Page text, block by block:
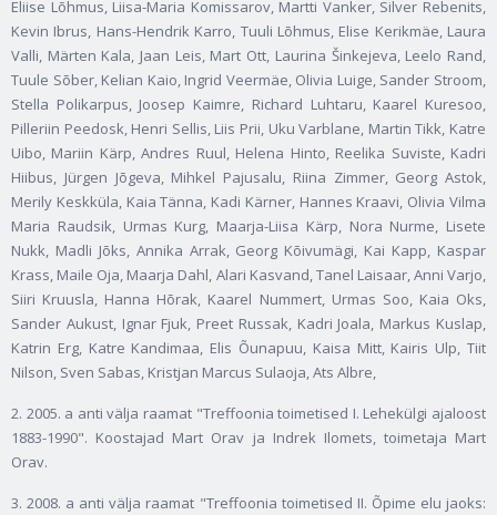
Eliise Lõhmus, Liisa-Maria Komissarov, Martti Vanker, Silver Rebenits,
Kevin Ibrus, Hans-Hendrik Karro, Tuuli Lõhmus, Elise Kerikmäe, Laura
Valli, Märten Kala, Jaan Leis, Mart Ott, Laurina Šinkejeva, Leelo Rand,
Tuule Sõber, Kelian Kaio, Ingrid Veermäe, Olivia Luige, Sander Stroom,
Stella Polikarpus, Joosep Kaimre, Richard Luhtaru, Kaarel Kuresoo,
Pilleriin Peedosk, Henri Sellis, Liis Prii, Uku Varblane, Martin Tikk, Katre
Uibo, Mariin Kärp, Andres Ruul, Helena Hinto, Reelika Suviste, Kadri
Hiibus, Jürgen Jõgeva, Mihkel Pajusalu, Riina Zimmer, Georg Astok,
Merily Keskküla, Kaia Tänna, Kadi Kärner, Hannes Kraavi, Olivia Vilma
Maria Raudsik, Urmas Kurg, Maarja-Liisa Kärp, Nora Nurme, Lisete
Nukk, Madli Jõks, Annika Arrak, Georg Kõivumägi, Kai Kapp, Kaspar
Krass, Maile Oja, Maarja Dahl, Alari Kasvand, Tanel Laisaar, Anni Varjo,
Siiri Kruusla, Hanna Hõrak, Kaarel Nummert, Urmas Soo, Kaia Oks,
Sander Aukust, Ignar Fjuk, Preet Russak, Kadri Joala, Markus Kuslap,
Katrin Erg, Katre Kandimaa, Elis Õunapuu, Kaisa Mitt, Kairis Ulp, Tiit
Nilson, Sven Sabas, Kristjan Marcus Sulaoja, Ats Albre,
2. 2005. a anti välja raamat "Treffoonia toimetised I. Lehekülgi ajaloost
1883-1990". Koostajad Mart Orav ja Indrek Ilomets, toimetaja Mart
Orav.
3. 2008. a anti välja raamat "Treffoonia toimetised II. Õpime elu jaoks: